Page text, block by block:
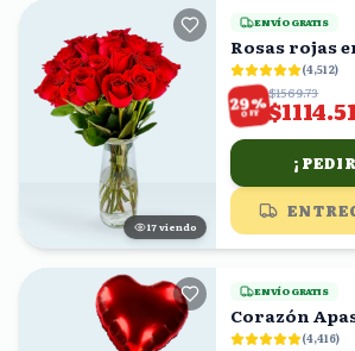
17 viendo
ENVÍO GRATIS
Rosas rojas
(4,512)
29%
OFF
$1569.73
$1114.51
ENVÍO GRATIS
Corazón
(4,416)